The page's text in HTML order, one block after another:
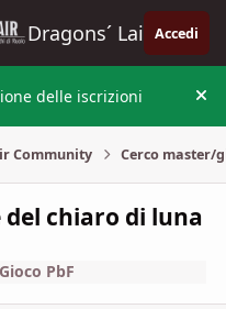
Dragons´ Lair Accedi
delle iscrizioni
Community Cerco master/
del chiaro di luna
Gioco PbF